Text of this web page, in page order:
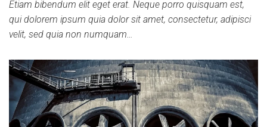
Etiam bibendum elit eget erat. Neque porro quisquam est,
qui dolorem ipsum quia dolor sit amet, consectetur, adipisci
velit, sed quia non numquam…